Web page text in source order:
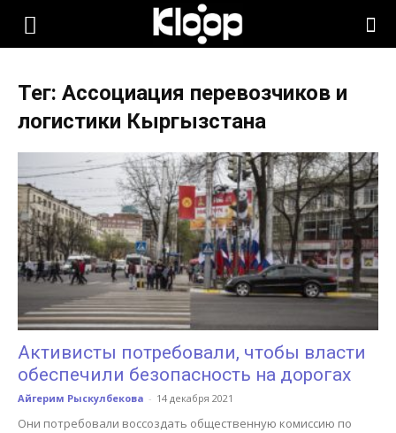
KLOOP.KG
Новости
Кыргызстана
Тег: Ассоциация перевозчиков и
логистики Кыргызстана
Активисты потребовали, чтобы власти
обеспечили безопасность на дорогах
Айгерим Рыскулбекова - 14 декабря 2021
Они потребовали воссоздать общественную комиссию по